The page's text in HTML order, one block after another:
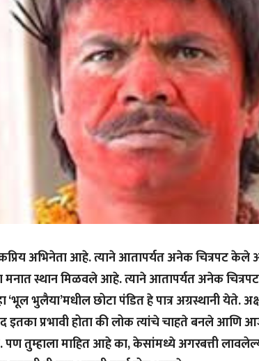
अभिनेता आहे. त्याने आतापर्यत अनेक चित्रपट
मनात स्थान मिळवले आहे. त्याने आतापर्यत अनेक
‘भूल भुलैया’मधील छोटा पंडित हे पात्र अग्रस्थानी येते.
इतका प्रभावी होता की लोक त्यांचे चाहते बनले आणि
पण तुम्हाला माहित आहे का, केसांमध्ये अगरबत्ती